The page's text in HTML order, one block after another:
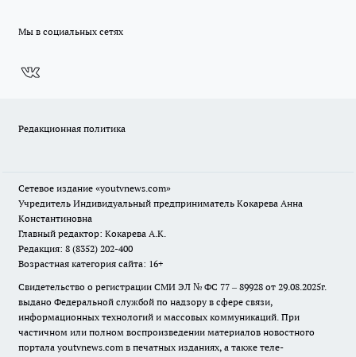
Мы в социальных сетях
Редакционная политика
Сетевое издание «youtvnews.com»
Учредитель Индивидуальный предприниматель Кокарева Анна
Константиновна
Главный редактор: Кокарева А.К.
Редакция: 8 (8352) 202-400
Возрастная категория сайта: 16+
Свидетельство о регистрации СМИ ЭЛ № ФС 77 – 89928 от 29.08.2025г.
выдано Федеральной службой по надзору в сфере связи,
информационных технологий и массовых коммуникаций. При
частичном или полном воспроизведении материалов новостного
портала youtvnews.com в печатных изданиях, а также теле-